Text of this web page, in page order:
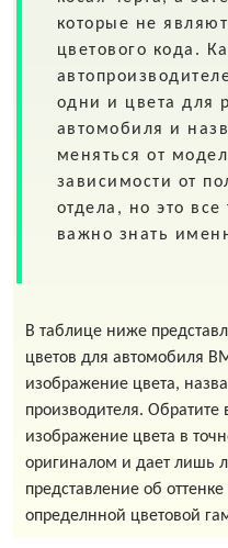
которые не
цветового кода.
одни и цвета для
автомобиля и
меняться от
зависимости от
отдела, но это
важно знать
В таблице ниже
цветов для автомобиля
изображение цвета,
производителя.
изображение цвета в
оригиналом и дает лишь
представление об
определнной цветовой